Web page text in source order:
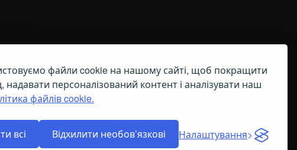
файли cookie на нашому сайті, щоб покращити
надавати персоналізований контент і аналізувати наш
файлів cookie.
всі Відхилити необов’язкові Налаштування
COOKIE